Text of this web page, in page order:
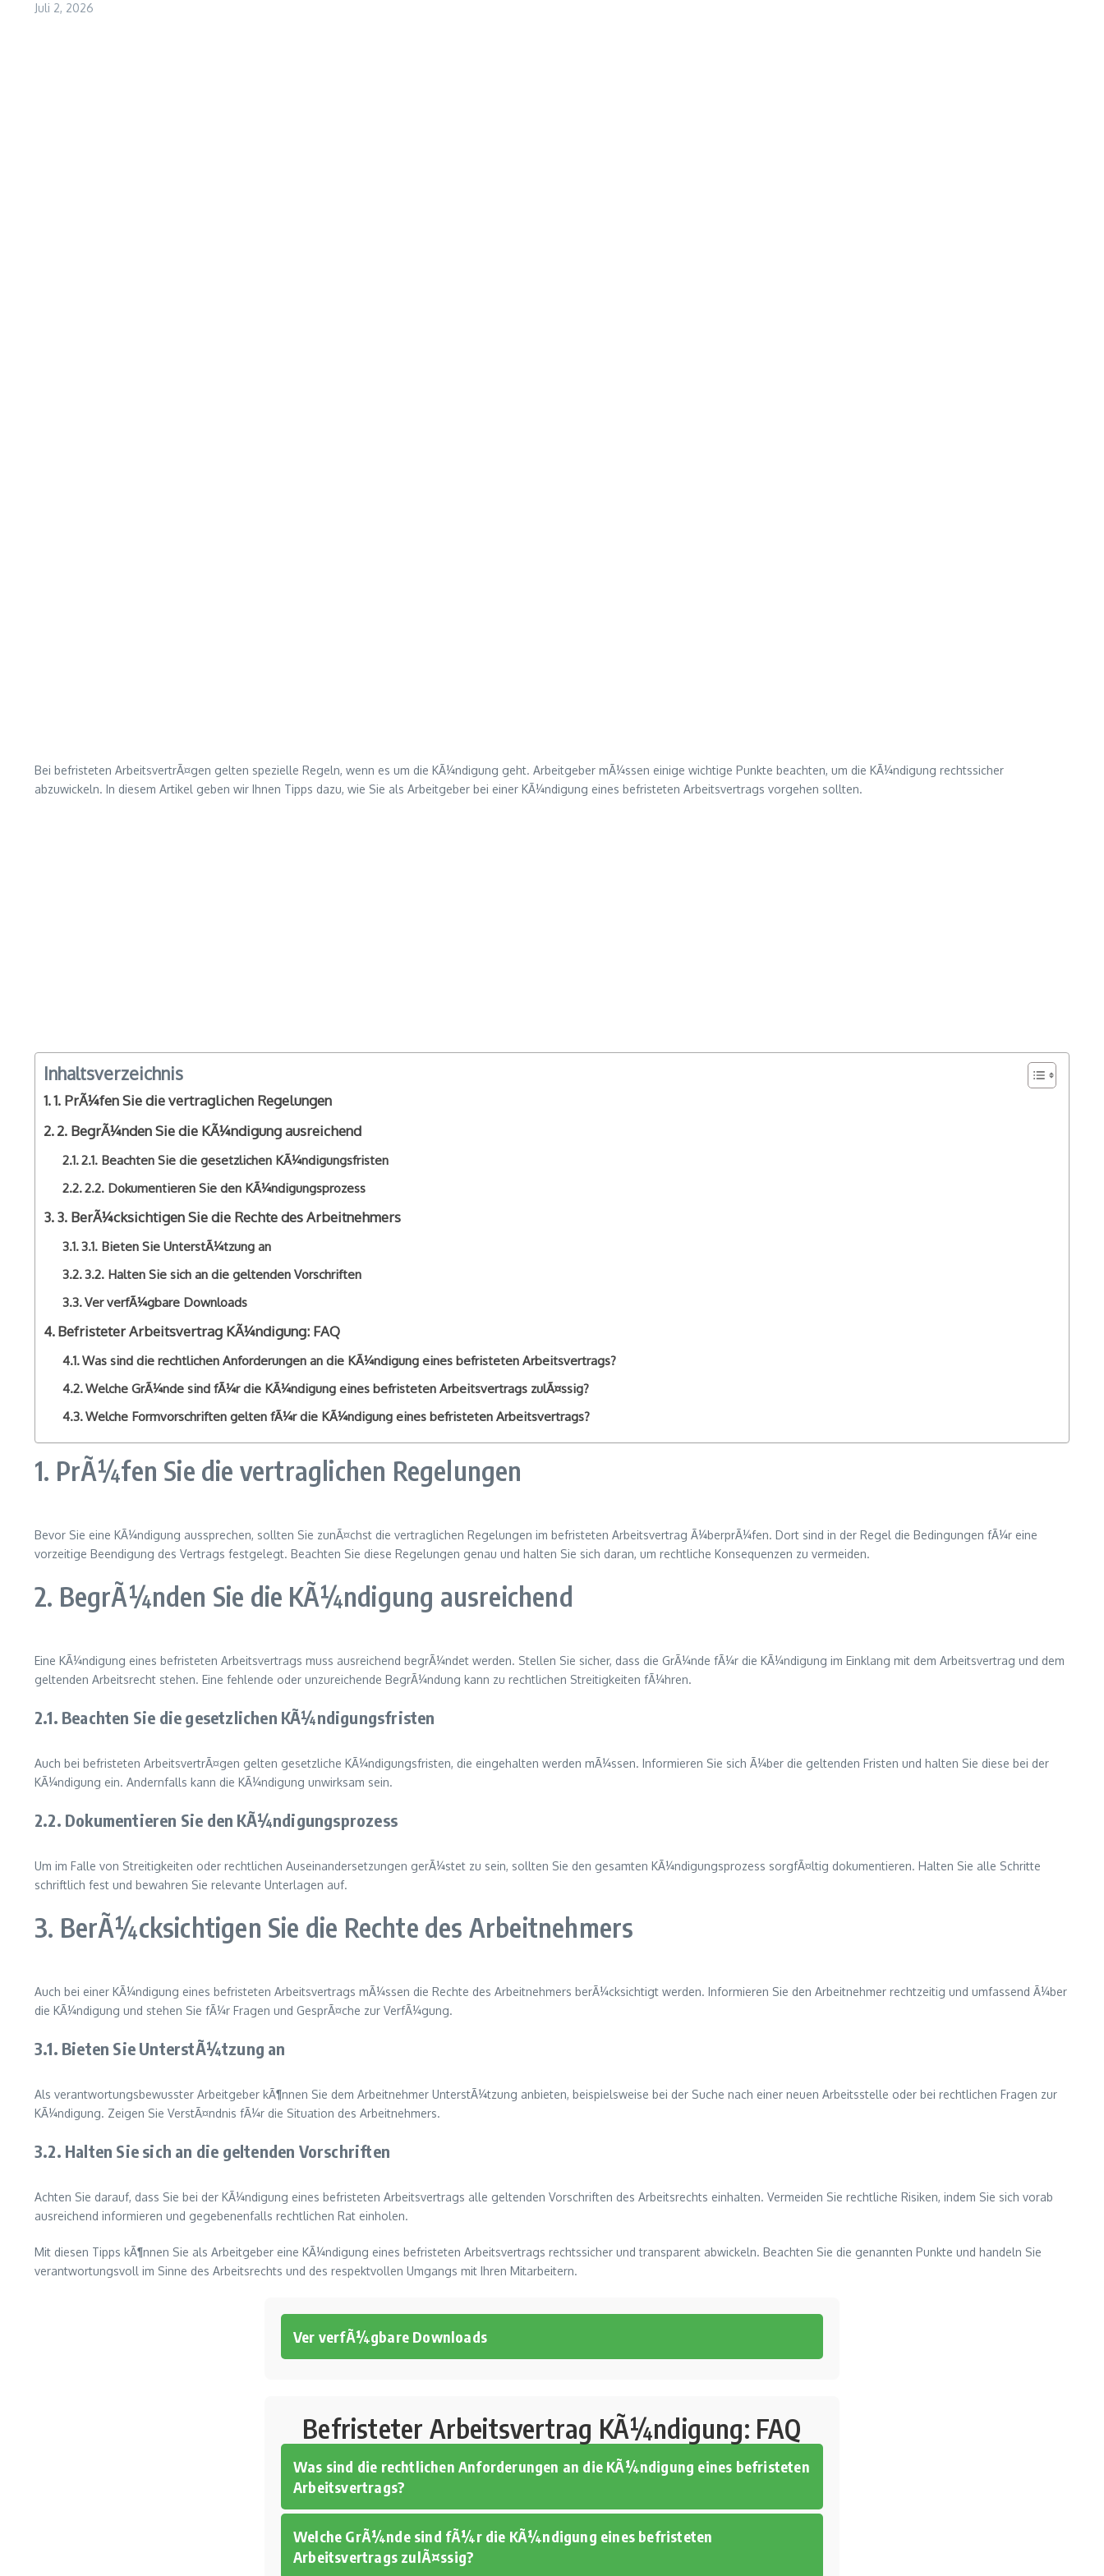
Juli 2, 2026
Bei befristeten ArbeitsvertrÃ¤gen gelten spezielle Regeln, wenn es um die KÃ¼ndigung geht. Arbeitgeber mÃ¼ssen einige wichtige Punkte beachten, um die KÃ¼ndigung rechtssicher
abzuwickeln. In diesem Artikel geben wir Ihnen Tipps dazu, wie Sie als Arbeitgeber bei einer KÃ¼ndigung eines befristeten Arbeitsvertrags vorgehen sollten.
Inhaltsverzeichnis
1. PrÃ¼fen Sie die vertraglichen Regelungen
2. BegrÃ¼nden Sie die KÃ¼ndigung ausreichend
2.1. Beachten Sie die gesetzlichen KÃ¼ndigungsfristen
2.2. Dokumentieren Sie den KÃ¼ndigungsprozess
3. BerÃ¼cksichtigen Sie die Rechte des Arbeitnehmers
3.1. Bieten Sie UnterstÃ¼tzung an
3.2. Halten Sie sich an die geltenden Vorschriften
Ver verfÃ¼gbare Downloads
Befristeter Arbeitsvertrag KÃ¼ndigung: FAQ
Was sind die rechtlichen Anforderungen an die KÃ¼ndigung eines befristeten Arbeitsvertrags?
Welche GrÃ¼nde sind fÃ¼r die KÃ¼ndigung eines befristeten Arbeitsvertrags zulÃ¤ssig?
Welche Formvorschriften gelten fÃ¼r die KÃ¼ndigung eines befristeten Arbeitsvertrags?
1. PrÃ¼fen Sie die vertraglichen Regelungen
Bevor Sie eine KÃ¼ndigung aussprechen, sollten Sie zunÃ¤chst die vertraglichen Regelungen im befristeten Arbeitsvertrag Ã¼berprÃ¼fen. Dort sind in der Regel die Bedingungen fÃ¼r eine
vorzeitige Beendigung des Vertrags festgelegt. Beachten Sie diese Regelungen genau und halten Sie sich daran, um rechtliche Konsequenzen zu vermeiden.
2. BegrÃ¼nden Sie die KÃ¼ndigung ausreichend
Eine KÃ¼ndigung eines befristeten Arbeitsvertrags muss ausreichend begrÃ¼ndet werden. Stellen Sie sicher, dass die GrÃ¼nde fÃ¼r die KÃ¼ndigung im Einklang mit dem Arbeitsvertrag und dem
geltenden Arbeitsrecht stehen. Eine fehlende oder unzureichende BegrÃ¼ndung kann zu rechtlichen Streitigkeiten fÃ¼hren.
2.1. Beachten Sie die gesetzlichen KÃ¼ndigungsfristen
Auch bei befristeten ArbeitsvertrÃ¤gen gelten gesetzliche KÃ¼ndigungsfristen, die eingehalten werden mÃ¼ssen. Informieren Sie sich Ã¼ber die geltenden Fristen und halten Sie diese bei der
KÃ¼ndigung ein. Andernfalls kann die KÃ¼ndigung unwirksam sein.
2.2. Dokumentieren Sie den KÃ¼ndigungsprozess
Um im Falle von Streitigkeiten oder rechtlichen Auseinandersetzungen gerÃ¼stet zu sein, sollten Sie den gesamten KÃ¼ndigungsprozess sorgfÃ¤ltig dokumentieren. Halten Sie alle Schritte
schriftlich fest und bewahren Sie relevante Unterlagen auf.
3. BerÃ¼cksichtigen Sie die Rechte des Arbeitnehmers
Auch bei einer KÃ¼ndigung eines befristeten Arbeitsvertrags mÃ¼ssen die Rechte des Arbeitnehmers berÃ¼cksichtigt werden. Informieren Sie den Arbeitnehmer rechtzeitig und umfassend Ã¼ber
die KÃ¼ndigung und stehen Sie fÃ¼r Fragen und GesprÃ¤che zur VerfÃ¼gung.
3.1. Bieten Sie UnterstÃ¼tzung an
Als verantwortungsbewusster Arbeitgeber kÃ¶nnen Sie dem Arbeitnehmer UnterstÃ¼tzung anbieten, beispielsweise bei der Suche nach einer neuen Arbeitsstelle oder bei rechtlichen Fragen zur
KÃ¼ndigung. Zeigen Sie VerstÃ¤ndnis fÃ¼r die Situation des Arbeitnehmers.
3.2. Halten Sie sich an die geltenden Vorschriften
Achten Sie darauf, dass Sie bei der KÃ¼ndigung eines befristeten Arbeitsvertrags alle geltenden Vorschriften des Arbeitsrechts einhalten. Vermeiden Sie rechtliche Risiken, indem Sie sich vorab
ausreichend informieren und gegebenenfalls rechtlichen Rat einholen.
Mit diesen Tipps kÃ¶nnen Sie als Arbeitgeber eine KÃ¼ndigung eines befristeten Arbeitsvertrags rechtssicher und transparent abwickeln. Beachten Sie die genannten Punkte und handeln Sie
verantwortungsvoll im Sinne des Arbeitsrechts und des respektvollen Umgangs mit Ihren Mitarbeitern.
Ver verfÃ¼gbare Downloads
Befristeter Arbeitsvertrag KÃ¼ndigung: FAQ
Was sind die rechtlichen Anforderungen an die KÃ¼ndigung eines befristeten
Arbeitsvertrags?
Welche GrÃ¼nde sind fÃ¼r die KÃ¼ndigung eines befristeten
Arbeitsvertrags zulÃ¤ssig?